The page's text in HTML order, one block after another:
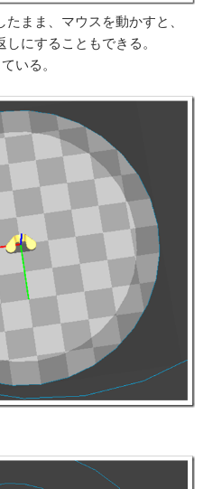
まま、マウスを動かすと、
にすることもできる。
いる。